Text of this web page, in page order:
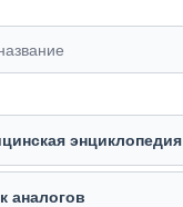
энциклопедия
аналогов